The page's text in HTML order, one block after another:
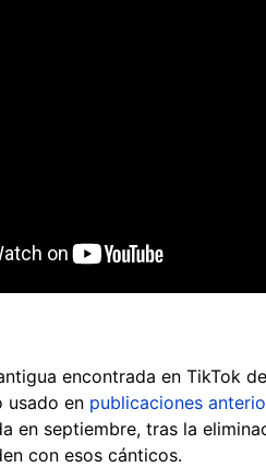
encontrada en TikTok
usado en publicaciones
en septiembre, tras la
con esos cánticos.